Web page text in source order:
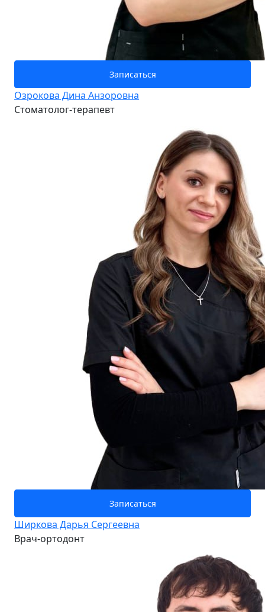
Записаться
Озрокова Дина Анзоровна
Стоматолог-терапевт
Записаться
Ширкова Дарья Сергеевна
Врач-ортодонт